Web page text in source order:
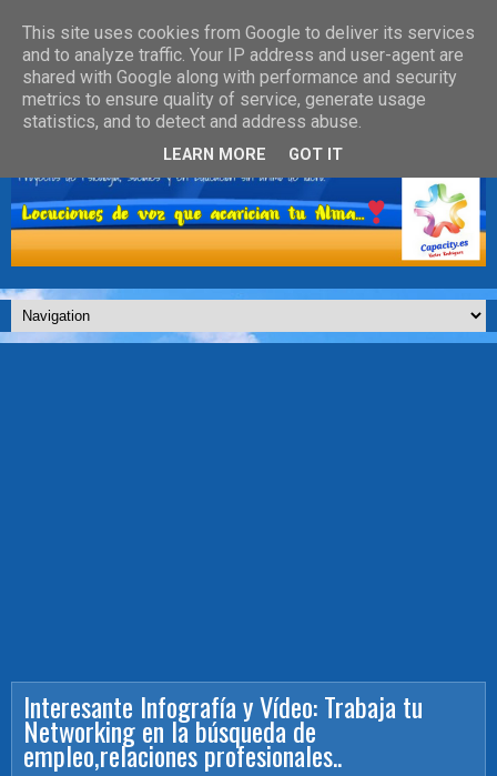
Interesante Infografía y Vídeo: Trabaja tu
Networking en la búsqueda de
empleo,relaciones profesionales..
This site uses cookies from Google to deliver its services
and to analyze traffic. Your IP address and user-agent are
shared with Google along with performance and security
metrics to ensure quality of service, generate usage
statistics, and to detect and address abuse.
LEARN MORE GOT IT